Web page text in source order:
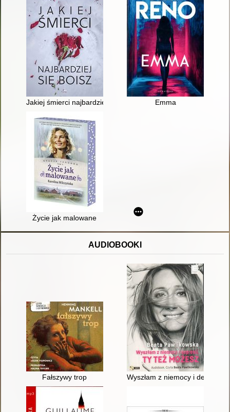
Jakiej śmierci najbardziej się boisz Emma
Życie jak malowane
AUDIOBOOKI
Fałszywy trop Wyszłam z niemocy i depresji,